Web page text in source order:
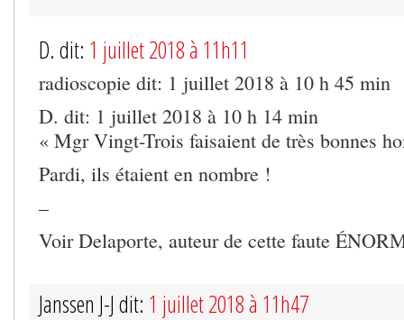
D. dit: 1 juillet 2018 à 11h11
radioscopie dit: 1 juillet 2018 à 10 h 45 min
D. dit: 1 juillet 2018 à 10 h 14 min
« Mgr Vingt-Trois faisaient de très bonnes
Pardi, ils étaient en nombre !
–
Voir Delaporte, auteur de cette faute
Janssen J-J dit: 1 juillet 2018 à 11h47